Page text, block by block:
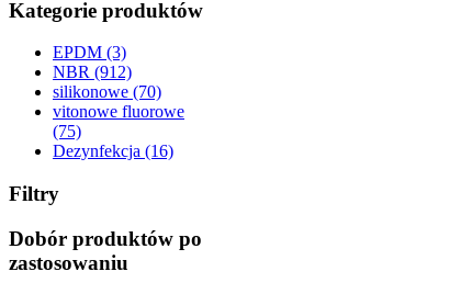
Kategorie produktów
EPDM (3)
NBR (912)
silikonowe (70)
vitonowe fluorowe
(75)
Dezynfekcja (16)
Filtry
Dobór produktów po
zastosowaniu